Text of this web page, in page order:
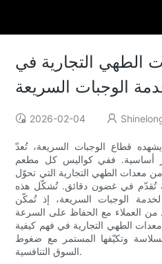
الطهي التجارية في
الوجبات السريعة
2026-02-04
قطاع الوجبات السريعة، تُعدّ
أساسية. ففي كواليس كل مطعم
معدات الطهي التجارية التي تحوّل
تُقدّم في غضون دقائق. تُشكّل هذه
لخدمة الوجبات السريعة، إذ تُمكّن
من العملاء مع الحفاظ على السرعة
الطهي التجارية في فهم كيفية
وتكيّفها المستمر مع ضغوط
السوق التنافسية.